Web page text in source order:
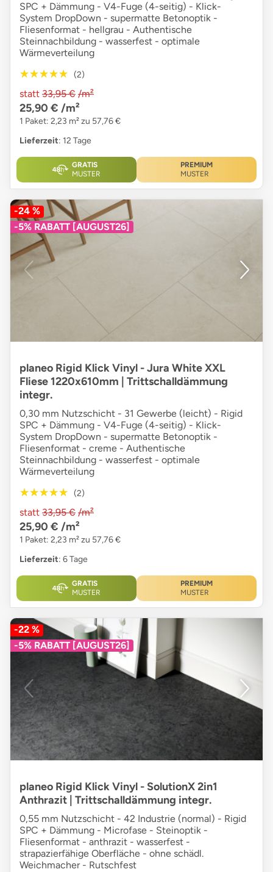
SPC + Dämmung - V4-Fuge (4-seitig) - Klick-
System DropDown - supermatte Betonoptik -
Fliesenformat - hellgrau - Authentische
Steinnachbildung - wasserfest - optimale
Wärmeverteilung
★★★★★
★★★★★ (2)
statt 33,95 € /m²
25,90 € /m²
1 Paket: 2,23 m² zu 57,76 €
Lieferzeit: 12 Tage
GRATIS
MUSTER
PREMIUM
MUSTER
-24 %
-5% RABATT [AUGUST26]
planeo Rigid Klick Vinyl - Jura White XXL
Fliese 1220x610mm | Trittschalldämmung
integr.
0,30 mm Nutzschicht - 31 Gewerbe (leicht) - Rigid
SPC + Dämmung - V4-Fuge (4-seitig) - Klick-
System DropDown - supermatte Betonoptik -
Fliesenformat - creme - Authentische
Steinnachbildung - wasserfest - optimale
Wärmeverteilung
★★★★★
★★★★★ (2)
statt 33,95 € /m²
25,90 € /m²
1 Paket: 2,23 m² zu 57,76 €
Lieferzeit: 6 Tage
GRATIS
MUSTER
PREMIUM
MUSTER
-22 %
-5% RABATT [AUGUST26]
planeo Rigid Klick Vinyl - SolutionX 2in1
Anthrazit | Trittschalldämmung integr.
0,55 mm Nutzschicht - 42 Industrie (normal) - Rigid
SPC + Dämmung - Microfase - Steinoptik -
Fliesenformat - anthrazit - wasserfest -
strapazierfähige Oberfläche - ohne schädl.
Weichmacher - Rutschfest